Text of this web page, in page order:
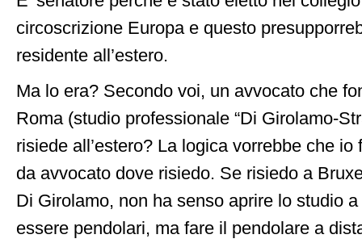
circoscrizione Europa e questo
residente all’estero.
Ma lo era? Secondo voi, un avvocato che
Roma (studio professionale “Di Girolamo-
risiede all’estero? La logica vorrebbe che io
da avvocato dove risiedo. Se risiedo a
Di Girolamo, non ha senso aprire lo studio
essere pendolari, ma fare il pendolare a